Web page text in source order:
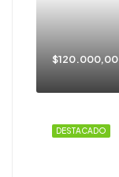
$120.000,00
DESTACADO